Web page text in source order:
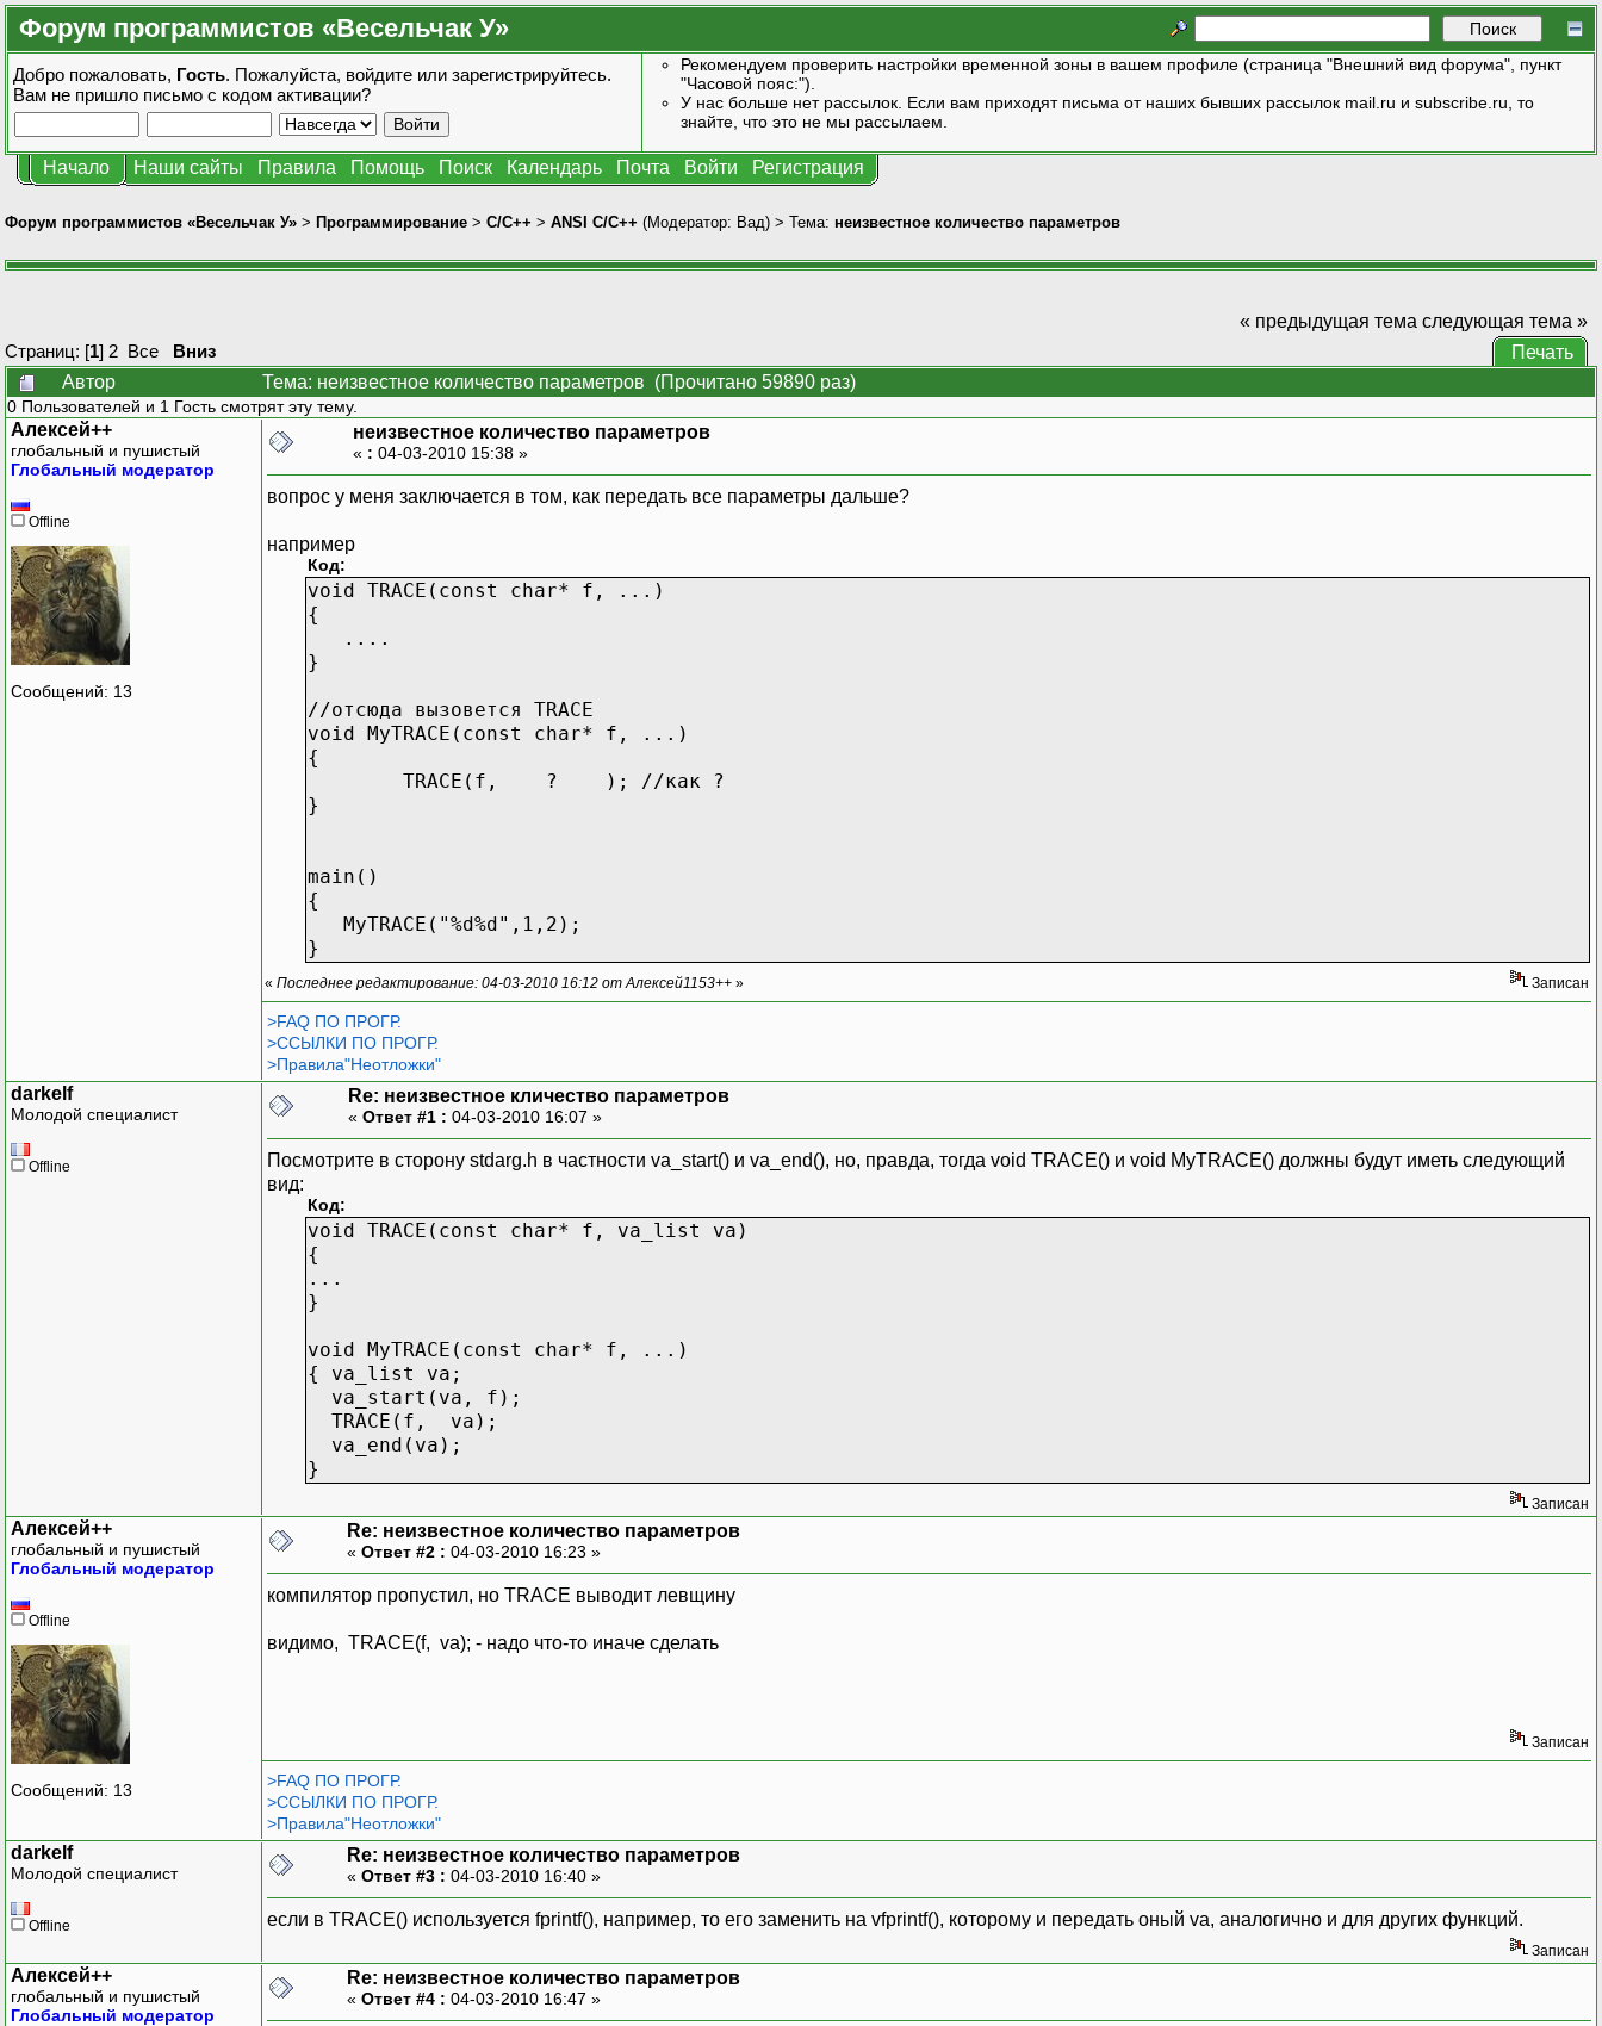
Форум программистов «Весельчак У»
Добро пожаловать, Гость. Пожалуйста, войдите или зарегистрируйтесь.
Вам не пришло письмо с кодом активации?
Рекомендуем проверить настройки временной зоны в вашем профиле (страница "Внешний вид форума", пункт
"Часовой пояс:").
У нас больше нет рассылок. Если вам приходят письма от наших бывших рассылок mail.ru и subscribe.ru, то
знайте, что это не мы рассылаем.
Начало Наши сайты Правила Помощь Поиск Календарь Почта Войти Регистрация
Форум программистов «Весельчак У» > Программирование > C/C++ > ANSI С/С++ (Модератор: Вад) > Тема: неизвестное количество параметров
Страниц: [1] 2 Все Вниз
« предыдущая тема следующая тема »
Печать
Автор
Тема: неизвестное количество параметров (Прочитано 59890 раз)
0 Пользователей и 1 Гость смотрят эту тему.
Алексей++
глобальный и пушистый
Глобальный модератор
Offline
Сообщений: 13
неизвестное количество параметров
« : 04-03-2010 15:38 »
вопрос у меня заключается в том, как передать все параметры дальше?
например
Код:
void TRACE(const char* f, ...)
{
....
}
//отсюда вызовется TRACE
void MyTRACE(const char* f, ...)
{
TRACE(f, ? ); //как ?
}
main()
{
MyTRACE("%d%d",1,2);
}
« Последнее редактирование: 04-03-2010 16:12 от Алексей1153++ » Записан
>FAQ ПО ПРОГР.
>ССЫЛКИ ПО ПРОГР.
>Правила"Неотложки"
darkelf
Молодой специалист
Offline
Re: неизвестное кличество параметров
« Ответ #1 : 04-03-2010 16:07 »
Посмотрите в сторону stdarg.h в частности va_start() и va_end(), но, правда, тогда void TRACE() и void MyTRACE() должны будут иметь следующий
вид:
Код:
void TRACE(const char* f, va_list va)
{
...
}
void MyTRACE(const char* f, ...)
{ va_list va;
va_start(va, f);
TRACE(f, va);
va_end(va);
}
Записан
Алексей++
глобальный и пушистый
Глобальный модератор
Offline
Сообщений: 13
Re: неизвестное количество параметров
« Ответ #2 : 04-03-2010 16:23 »
компилятор пропустил, но TRACE выводит левщину
видимо, TRACE(f, va); - надо что-то иначе сделать
Записан
>FAQ ПО ПРОГР.
>ССЫЛКИ ПО ПРОГР.
>Правила"Неотложки"
darkelf
Молодой специалист
Offline
Re: неизвестное количество параметров
« Ответ #3 : 04-03-2010 16:40 »
если в TRACE() используется fprintf(), например, то его заменить на vfprintf(), которому и передать оный va, аналогично и для других функций.
Записан
Алексей++
глобальный и пушистый
Глобальный модератор
Re: неизвестное количество параметров
« Ответ #4 : 04-03-2010 16:47 »